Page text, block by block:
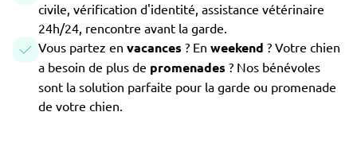
civile, vérification d'identité, assistance vétérinaire
24h/24, rencontre avant la garde.
Vous partez en vacances ? En weekend ? Votre chien
a besoin de plus de promenades ? Nos bénévoles
sont la solution parfaite pour la garde ou promenade
de votre chien.